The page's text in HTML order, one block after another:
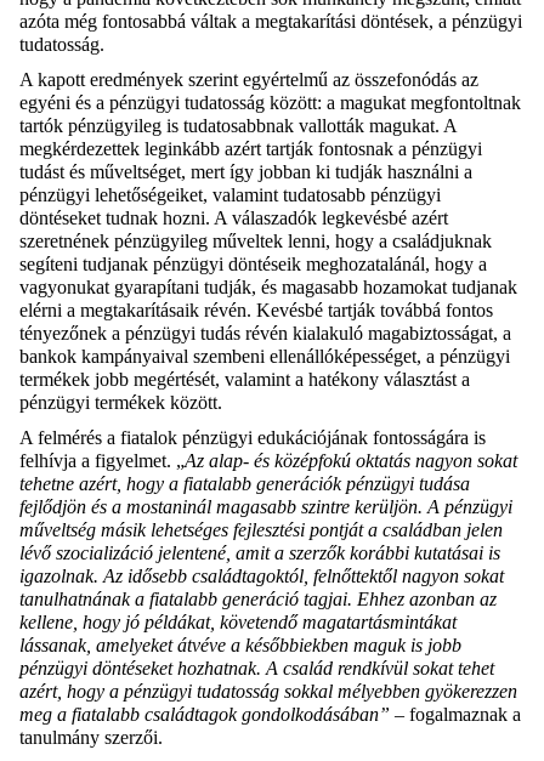
azóta még fontosabbá váltak a megtakarítási döntések, a pénzügyi
tudatosság.
A kapott eredmények szerint egyértelmű az összefonódás az
egyéni és a pénzügyi tudatosság között: a magukat megfontoltnak
tartók pénzügyileg is tudatosabbnak vallották magukat. A
megkérdezettek leginkább azért tartják fontosnak a pénzügyi
tudást és műveltséget, mert így jobban ki tudják használni a
pénzügyi lehetőségeiket, valamint tudatosabb pénzügyi
döntéseket tudnak hozni. A válaszadók legkevésbé azért
szeretnének pénzügyileg műveltek lenni, hogy a családjuknak
segíteni tudjanak pénzügyi döntéseik meghozatalánál, hogy a
vagyonukat gyarapítani tudják, és magasabb hozamokat tudjanak
elérni a megtakarításaik révén. Kevésbé tartják továbbá fontos
tényezőnek a pénzügyi tudás révén kialakuló magabiztosságat, a
bankok kampányaival szembeni ellenállóképességet, a pénzügyi
termékek jobb megértését, valamint a hatékony választást a
pénzügyi termékek között.
A felmérés a fiatalok pénzügyi edukációjának fontosságára is
felhívja a figyelmet. „Az alap- és középfokú oktatás nagyon sokat
tehetne azért, hogy a fiatalabb generációk pénzügyi tudása
fejlődjön és a mostaninál magasabb szintre kerüljön. A pénzügyi
műveltség másik lehetséges fejlesztési pontját a családban jelen
lévő szocializáció jelentené, amit a szerzők korábbi kutatásai is
igazolnak. Az idősebb családtagoktól, felnőttektől nagyon sokat
tanulhatnának a fiatalabb generáció tagjai. Ehhez azonban az
kellene, hogy jó példákat, követendő magatartásmintákat
lássanak, amelyeket átvéve a későbbiekben maguk is jobb
pénzügyi döntéseket hozhatnak. A család rendkívül sokat tehet
azért, hogy a pénzügyi tudatosság sokkal mélyebben gyökerezzen
meg a fiatalabb családtagok gondolkodásában” – fogalmaznak a
tanulmány szerzői.